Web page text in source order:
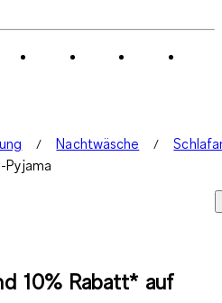
Nachtwäsche
Pyjama
10% Rabatt* auf